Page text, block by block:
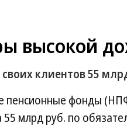
высокой
клиентов 55
пенсионные фонды
55 млрд руб. по